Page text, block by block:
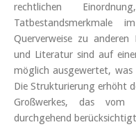
rechtlichen
Querverweise zu anderen
und Literatur sind auf
möglich ausgewertet,
Die Strukturierung erhöht
Großwerkes, das vom
durchgehend